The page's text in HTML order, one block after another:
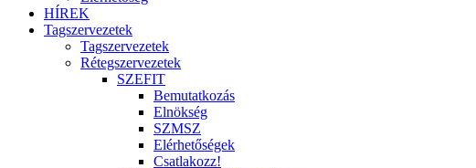
HÍREK
Tagszervezetek
Tagszervezetek
Rétegszervezetek
SZEFIT
Bemutatkozás
Elnökség
SZMSZ
Elérhetőségek
Csatlakozz!